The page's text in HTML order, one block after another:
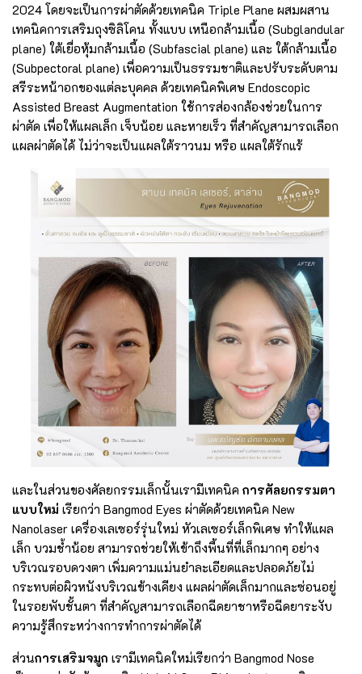
2024 โดยจะเป็นการผ่าตัดด้วยเทคนิค Triple Plane ผสมผสาน
เทคนิคการเสริมถุงซิลิโคน ทั้งแบบ เหนือกล้ามเนื้อ (Subglandular
plane) ใต้เยื่อหุ้มกล้ามเนื้อ (Subfascial plane) และ ใต้กล้ามเนื้อ
(Subpectoral plane) เพื่อความเป็นธรรมชาติและปรับระดับตาม
สรีระหน้าอกของแต่ละบุคคล ด้วยเทคนิคพิเศษ Endoscopic
Assisted Breast Augmentation ใช้การส่องกล้องช่วยในการ
ผ่าตัด เพื่อให้แผลเล็ก เจ็บน้อย และหายเร็ว ที่สำคัญสามารถเลือก
แผลผ่าตัดได้ ไม่ว่าจะเป็นแผลใต้ราวนม หรือ แผลใต้รักแร้
และในส่วนของศัลยกรรมเล็กนั้นเรามีเทคนิค การศัลยกรรมตา
แบบใหม่ เรียกว่า Bangmod Eyes ผ่าตัดด้วยเทคนิค New
Nanolaser เครื่องเลเซอร์รุ่นใหม่ หัวเลเซอร์เล็กพิเศษ ทำให้แผล
เล็ก บวมช้ำน้อย สามารถช่วยให้เข้าถึงพื้นที่ที่เล็กมากๆ อย่าง
บริเวณรอบดวงตา เพิ่มความแม่นยำละเอียดและปลอดภัยไม่
กระทบต่อผิวหนังบริเวณข้างเคียง แผลผ่าตัดเล็กมากและซ่อนอยู่
ในรอยพับชั้นตา ที่สำคัญสามารถเลือกฉีดยาชาหรือฉีดยาระงับ
ความรู้สึกระหว่างการทำการผ่าตัดได้
ส่วนการเสริมจมูก เรามีเทคนิคใหม่เรียกว่า Bangmod Nose